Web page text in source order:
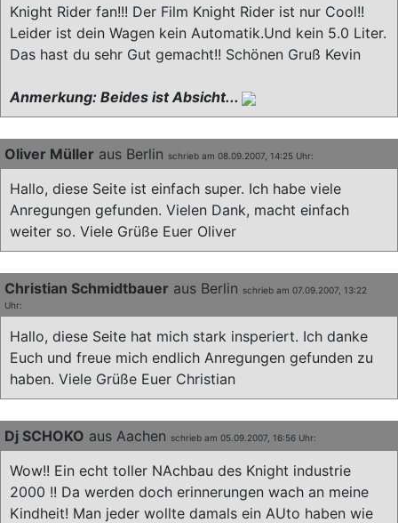
Knight Rider fan!!! Der Film Knight Rider ist nur Cool!!
Leider ist dein Wagen kein Automatik.Und kein 5.0 Liter.
Das hast du sehr Gut gemacht!! Schönen Gruß Kevin
Anmerkung: Beides ist Absicht...
Oliver Müller aus Berlin schrieb am 08.09.2007, 14:25 Uhr:
Hallo, diese Seite ist einfach super. Ich habe viele
Anregungen gefunden. Vielen Dank, macht einfach
weiter so. Viele Grüße Euer Oliver
Christian Schmidtbauer aus Berlin schrieb am 07.09.2007, 13:22
Uhr:
Hallo, diese Seite hat mich stark insperiert. Ich danke
Euch und freue mich endlich Anregungen gefunden zu
haben. Viele Grüße Euer Christian
Dj SCHOKO aus Aachen schrieb am 05.09.2007, 16:56 Uhr:
Wow!! Ein echt toller NAchbau des Knight industrie
2000 !! Da werden doch erinnerungen wach an meine
Kindheit! Man jeder wollte damals ein AUto haben wie